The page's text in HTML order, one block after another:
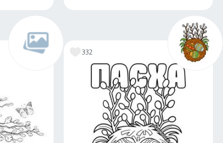
332